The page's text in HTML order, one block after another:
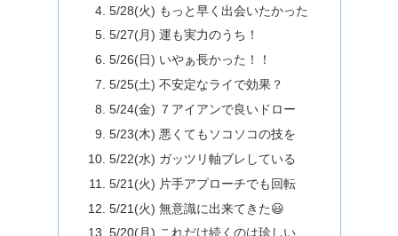
5/28(火) もっと早く出会いたかった
5/27(月) 運も実力のうち！
5/26(日) いやぁ長かった！！
5/25(土) 不安定なライで効果？
5/24(金) ７アイアンで良いドロー
5/23(木) 悪くてもソコソコの技を
5/22(水) ガッツリ軸ブレしている
5/21(火) 片手アプローチでも回転
5/21(火) 無意識に出来てきた😃
5/20(月) これだけ続くのは珍しい